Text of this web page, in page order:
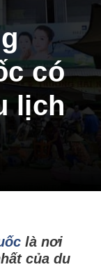
có
lịch
là nơi
của du